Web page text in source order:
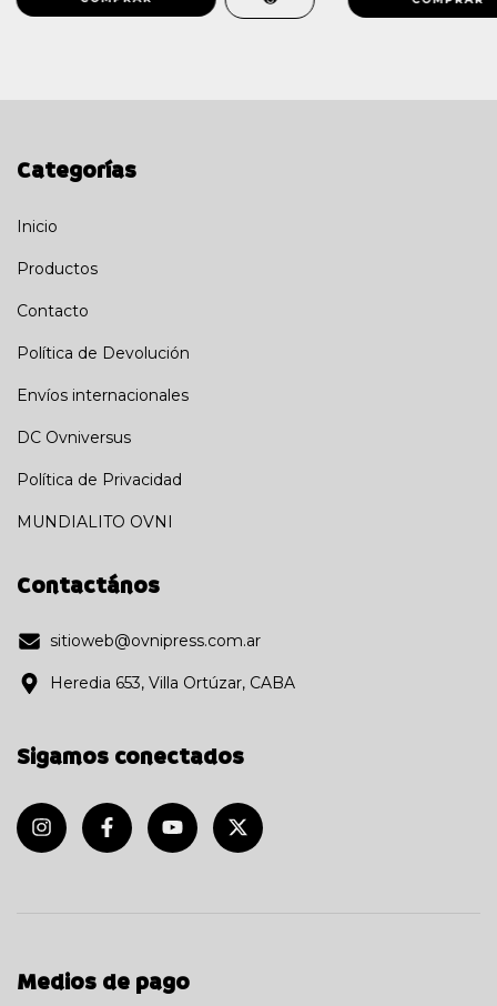
Categorías
Inicio
Productos
Contacto
Política de Devolución
Envíos internacionales
DC Ovniversus
Política de Privacidad
MUNDIALITO OVNI
Contactános
sitioweb@ovnipress.com.ar
Heredia 653, Villa Ortúzar, CABA
Sigamos conectados
Medios de pago